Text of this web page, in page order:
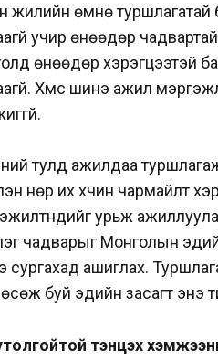
жилийн өмнө туршлагатай
учир өнөөдөр
өнөөдөр хэрэгцээтэй
Хүмүүс шинэ ажил
тулд ажилдаа
нөр их хүчин чармайлт
урьж
чадварыг Монголын
сургахад ашиглах.
өсөж буй эдийн засагт
тэнцэх